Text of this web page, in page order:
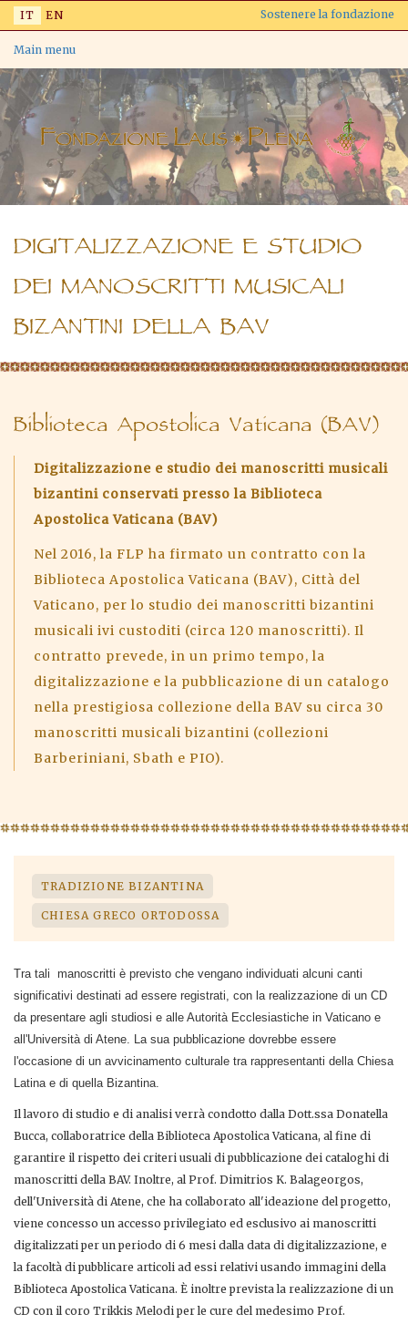
Salta
principale
IT EN Sostenere la fondazione
Main menu
DIGITALIZZAZIONE E STUDIO
DEI MANOSCRITTI MUSICALI
BIZANTINI DELLA BAV
Biblioteca Apostolica Vaticana (BAV)
Digitalizzazione e studio dei manoscritti musicali
bizantini conservati presso la Biblioteca
Apostolica Vaticana (BAV)
Nel 2016, la FLP ha firmato un contratto con la
Biblioteca Apostolica Vaticana (BAV), Città del
Vaticano, per lo studio dei manoscritti bizantini
musicali ivi custoditi (circa 120 manoscritti). Il
contratto prevede, in un primo tempo, la
digitalizzazione e la pubblicazione di un catalogo
nella prestigiosa collezione della BAV su circa 30
manoscritti musicali bizantini (collezioni
Barberiniani, Sbath e PIO).
TRADIZIONE BIZANTINA
CHIESA GRECO ORTODOSSA
Tra tali manoscritti è previsto che vengano individuati alcuni canti
significativi destinati ad essere registrati, con la realizzazione di un CD
da presentare agli studiosi e alle Autorità Ecclesiastiche in Vaticano e
all'Università di Atene. La sua pubblicazione dovrebbe essere
l'occasione di un avvicinamento culturale tra rappresentanti della Chiesa
Latina e di quella Bizantina.
Il lavoro di studio e di analisi verrà condotto dalla Dott.ssa Donatella
Bucca, collaboratrice della Biblioteca Apostolica Vaticana, al fine di
garantire il rispetto dei criteri usuali di pubblicazione dei cataloghi di
manoscritti della BAV. Inoltre, al Prof. Dimitrios K. Balageorgos,
dell'Università di Atene, che ha collaborato all'ideazione del progetto,
viene concesso un accesso privilegiato ed esclusivo ai manoscritti
digitalizzati per un periodo di 6 mesi dalla data di digitalizzazione, e
la facoltà di pubblicare articoli ad essi relativi usando immagini della
Biblioteca Apostolica Vaticana. È inoltre prevista la realizzazione di un
CD con il coro Trikkis Melodi per le cure del medesimo Prof.